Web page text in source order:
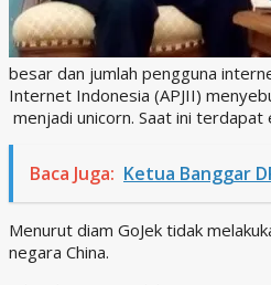
besar dan jumlah pengguna
Internet Indonesia (APJII)
menjadi unicorn. Saat ini terdapat
Baca Juga: Ketua Banggar
Menurut diam GoJek tidak
negara China.